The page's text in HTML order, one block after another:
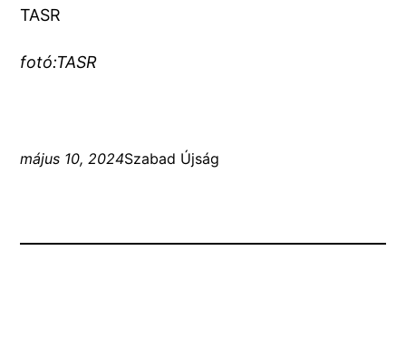
TASR
fotó:TASR
május 10, 2024Szabad Újság